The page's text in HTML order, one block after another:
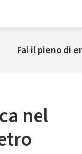
Fai il pieno di
nel